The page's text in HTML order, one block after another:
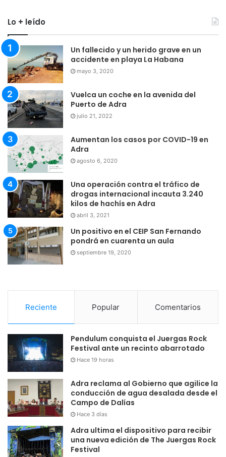
Lo + leído
Un fallecido y un herido grave en un
accidente en playa La Habana
mayo 3, 2020
Vuelca un coche en la avenida del
Puerto de Adra
julio 21, 2022
Aumentan los casos por COVID-19 en
Adra
agosto 6, 2020
Una operación contra el tráfico de
drogas internacional incauta 3.240
kilos de hachís en Adra
abril 3, 2021
Un positivo en el CEIP San Fernando
pondrá en cuarenta un aula
septiembre 19, 2020
Reciente Popular Comentarios
Pendulum conquista el Juergas Rock
Festival ante un recinto abarrotado
Hace 19 horas
Adra reclama al Gobierno que agilice la
conducción de agua desalada desde el
Campo de Dalías
Hace 3 días
Adra ultima el dispositivo para recibir
una nueva edición de The Juergas Rock
Festival